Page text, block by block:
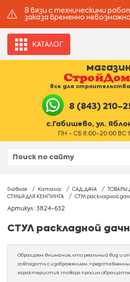
В вязи с техническими
заказа временно
КАТАЛОГ
все для
8 (843) 210-
с.Габишево, ул.
ПН - СБ 8:00-20:00 ВС
Главная Каталог САД, ДАЧА
ТОВАРЫ
СТУЛЬЯ ДЛЯ КЕМПИНГА
СТУЛ раскладной
Артикул: 3824-632
СТУЛ раскладной
Обращаем внимание, что реальный вид и
совпадать с изображением,
характеристик товара просим